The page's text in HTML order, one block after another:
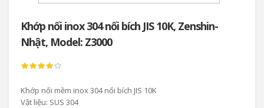
Khớp nối inox 304 nối bích JIS 10K, Zenshin-
Nhật, Model: Z3000
Khớp nối mềm inox 304 nối bích JIS 10K
Vật liệu: SUS 304